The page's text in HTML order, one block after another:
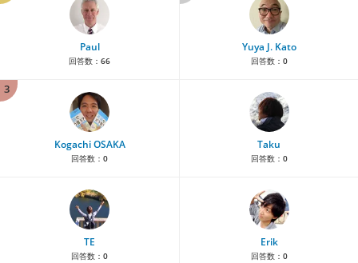
Paul
回答数： 66
Yuya J. Kato
回答数： 0
3
Kogachi OSAKA
回答数： 0
Taku
回答数： 0
TE
回答数： 0
Erik
回答数： 0